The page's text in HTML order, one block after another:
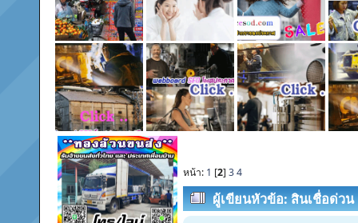
หน้า: 1 [2] 34
ผู้เขียนหัวข้อ: สินเชื่อด่วน